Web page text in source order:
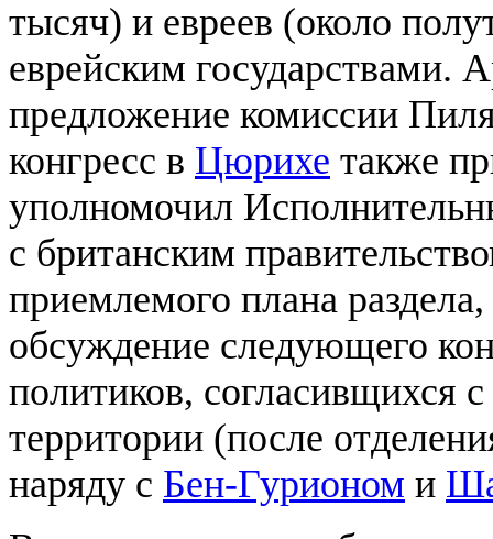
тысяч) и евреев (около
еврейским государствами.
предложение комиссии
конгресс в Цюрихе также
уполномочил
с британским
приемлемого плана
обсуждение следующего
политиков, согласивщихся
территории (после
наряду с Бен-Гурионом и